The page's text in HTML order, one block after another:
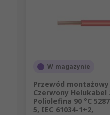
W magazynie
Przewód montażowy
Czerwony Helukabel
Poliolefina 90 °C
5, IEC 61034-1+2,